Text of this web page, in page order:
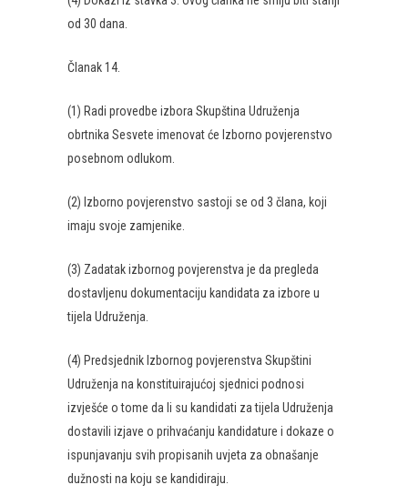
od 30 dana.
Članak 14.
(1) Radi provedbe izbora Skupština Udruženja
obrtnika Sesvete imenovat će Izborno povjerenstvo
posebnom odlukom.
(2) Izborno povjerenstvo sastoji se od 3 člana, koji
imaju svoje zamjenike.
(3) Zadatak izbornog povjerenstva je da pregleda
dostavljenu dokumentaciju kandidata za izbore u
tijela Udruženja.
(4) Predsjednik Izbornog povjerenstva Skupštini
Udruženja na konstituirajućoj sjednici podnosi
izvješće o tome da li su kandidati za tijela Udruženja
dostavili izjave o prihvaćanju kandidature i dokaze o
ispunjavanju svih propisanih uvjeta za obnašanje
dužnosti na koju se kandidiraju.